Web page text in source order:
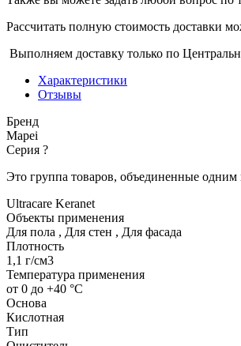
Рассчитать полную стоимость доставки
Выполняем доставку только по
Характеристики
Отзывы
Бренд
Mapei
Серия ?
Это группа товаров, объединенные
Ultracare Keranet
Объекты применения
Для пола , Для стен , Для фасада
Плотность
1,1 г/см3
Температура применения
от 0 до +40 °C
Основа
Кислотная
Тип